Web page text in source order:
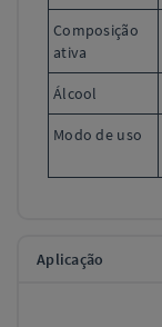
Composição
ativa
Álcool
Modo de uso
Aplicação